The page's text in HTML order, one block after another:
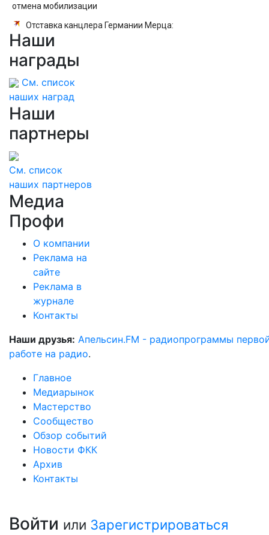
отмена мобилизации
Отставка канцлера Германии Мерца:
последние новости на 7 августа 2026 и
Наши
награды
См. список
наших наград
Наши
партнеры
См. список
наших партнеров
Медиа
Профи
О компании
Реклама на
сайте
Реклама в
журнале
Контакты
Наши друзья: Апельсин.FM - радиопрограммы
работе на радио.
Главное
Медиарынок
Мастерство
Сообщество
Обзор событий
Новости ФКК
Архив
Контакты
Войти или Зарегистрироваться